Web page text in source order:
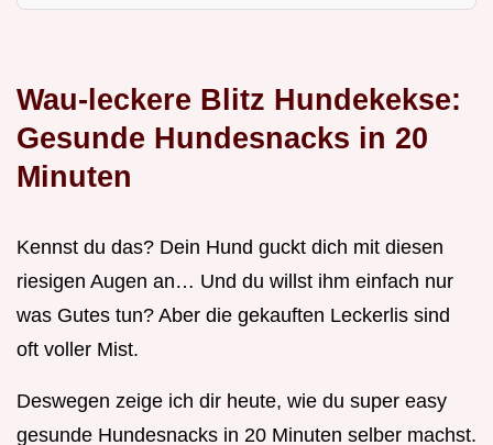
Wau-leckere Blitz Hundekekse:
Gesunde Hundesnacks in 20
Minuten
Kennst du das? Dein Hund guckt dich mit diesen
riesigen Augen an… Und du willst ihm einfach nur
was Gutes tun? Aber die gekauften Leckerlis sind
oft voller Mist.
Deswegen zeige ich dir heute, wie du super easy
gesunde Hundesnacks in 20 Minuten selber machst.